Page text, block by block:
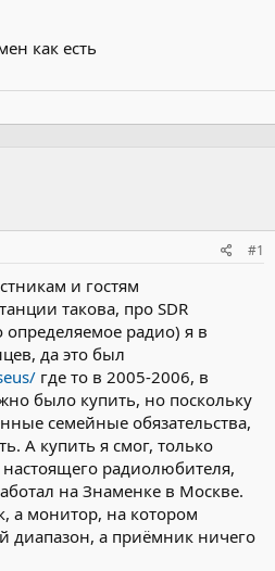
как есть
#1
и гостям
такова, про SDR
радио) я в
да это был
где то в 2005-2006, в
было купить, но поскольку
семейные обязательства,
А купить я смог, только
радиолюбителя,
на Знаменке в Москве.
а монитор, на котором
диапазон, а приёмник ничего